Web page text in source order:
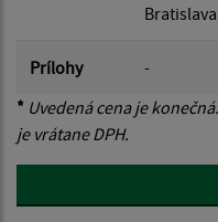
Prílohy
-
* Uvedená cena je
je vrátane DPH.